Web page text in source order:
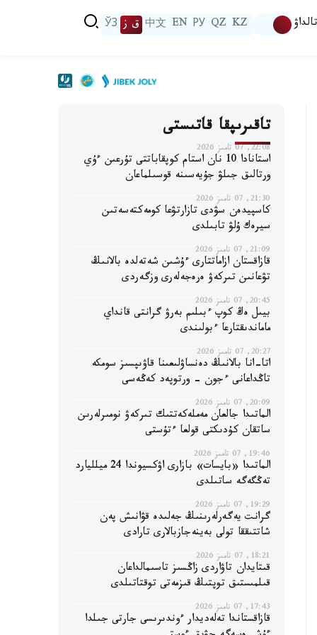
تالداۋ KZ
QZ
РУ
EN
中文 ق ز ЎЗ
تاقىرىپقا قاتىستى
22:08, 07 تامىز 2026
استانادا 10 نان استام كوپقاباتتى تۇرعىن ءۇي
ورتالىق جىلۋ جۇيەسىنە قوسىلماعان
21:30, 07 تامىز 2026
كاسپيدەن سۋدى تازارتۋعا كومەكتەسەتىن
سيرەك ۇلۋ تابىلدى
21:09, 07 تامىز 2026
قازاقستان ازاماتتارى ءۇشىن شەتەلدە بالانىڭ
تۋعانىن تىركەۋ ەرەجەلەرى وزگەردى
20:45, 07 تامىز 2026
بيىل ەڭ كوپ ءبىلىم بەرۋ گرانتى قانداي
ماماندىقتارعا ءبولىندى
20:27, 07 تامىز 2026
اتا-انا بالانىڭ دەنساۋلىعىنا قاۋىپسىز سومكە
تاڭداعانى ءجون - ورتوپەد كەڭەسى
20:09, 07 تامىز 2026
الماتىدا جالعان مەملەكەتتىك تىركەۋ نومىرلەرىن
ساتقان كۇدىكتى قولعا ءتۇستى
19:46, 07 تامىز 2026
الماتىدا «بايسات» بازارى اۋكسيوندا 24 ميلليارد
تەڭگەگە ساتىلدى
19:29, 07 تامىز 2026
گرانت يەگەرلەرىنىڭ جەلىدە قۋانىش پەن
شاتتىققا تولى بەينەجازبالارى تارادى
18:21, 07 تامىز 2026
قىتايدان تاۋاردى زاڭسىز تاسىمالداعان
قىلمىستىق توپتىڭ قىزمەتى توقتاتىلدى
17:43, 07 تامىز 2026
قازاقستاندا تەلەديدار ءوندىرىسى جارتى جىلدا